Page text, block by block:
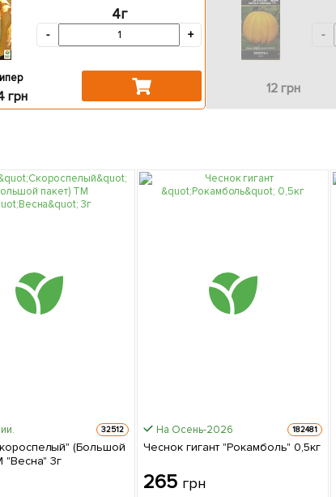
4г
- +
грн
-
12 грн
32512
(Большой
"Весна" 3г
На Осень-2026 182481
Чеснок гигант "Рокамболь" 0,5кг
265 грн